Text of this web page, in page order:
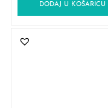
DODAJ U KOŠARICU